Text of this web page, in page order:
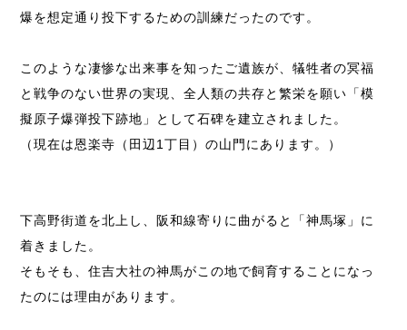
爆を想定通り投下するための訓練だったのです。
このような凄惨な出来事を知ったご遺族が、犠牲者の冥福
と戦争のない世界の実現、全人類の共存と繁栄を願い「模
擬原子爆弾投下跡地」として石碑を建立されました。
（現在は恩楽寺（田辺1丁目）の山門にあります。）
下高野街道を北上し、阪和線寄りに曲がると「神馬塚」に
着きました。
そもそも、住吉大社の神馬がこの地で飼育することになっ
たのには理由があります。